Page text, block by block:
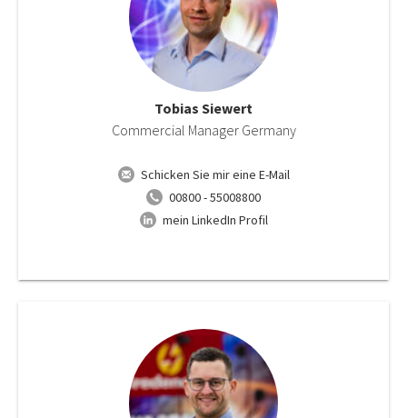
Tobias Siewert
Commercial Manager Germany
Schicken Sie mir eine E-Mail
00800 - 55008800
mein LinkedIn Profil